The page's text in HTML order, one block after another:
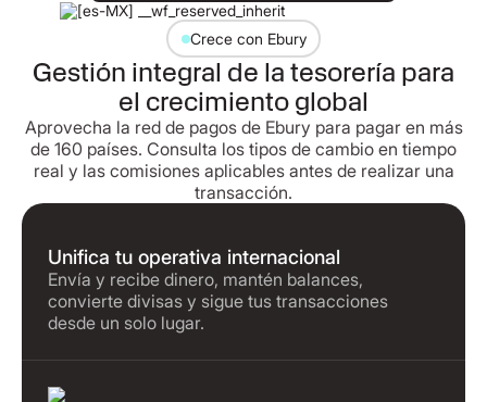
Crece con Ebury
Gestión integral de la tesorería para
el crecimiento global
Aprovecha la red de pagos de Ebury para pagar en más
de 160 países. Consulta los tipos de cambio en tiempo
real y las comisiones aplicables antes de realizar una
transacción.
Unifica tu operativa internacional
Envía y recibe dinero, mantén balances,
convierte divisas y sigue tus transacciones
desde un solo lugar.